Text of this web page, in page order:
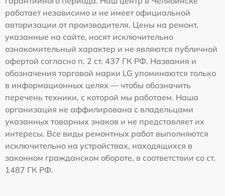
работает независимо и не имеет официальной
авторизации от производителя. Цены на ремонт,
указанные на сайте, носят исключительно
ознакомительный характер и не являются публичной
офертой согласно п. 2 ст. 437 ГК РФ. Названия и
обозначения торговой марки LG упоминаются только
в информационных целях — чтобы обозначить
перечень техники, с которой мы работаем. Наша
организация не аффилирована с владельцами
указанных товарных знаков и не представляет их
интересы. Все виды ремонтных работ выполняются
исключительно на устройствах, находящихся в
законном гражданском обороте, в соответствии со ст.
1487 ГК РФ.